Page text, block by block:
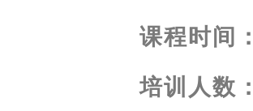
课程时间
培训人数